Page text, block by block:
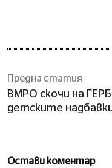
Предна статия
ВМРО скочи на
детските
Остави коментар